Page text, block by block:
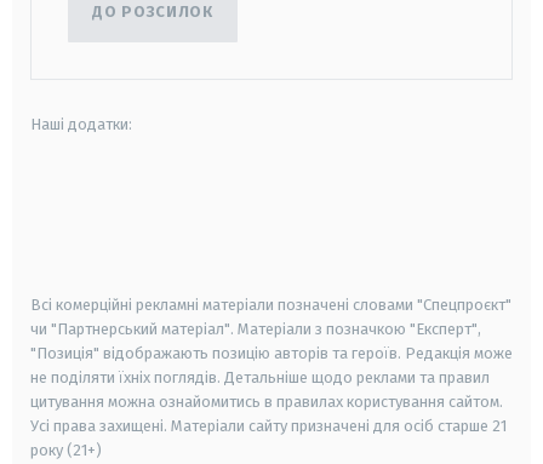
ДО РОЗСИЛОК
Наші додатки:
Всі комерційні рекламні матеріали позначені словами "Спецпроєкт"
чи "Партнерський матеріал". Матеріали з позначкою "Експерт",
"Позиція" відображають позицію авторів та героїв. Редакція може
не поділяти їхніх поглядів. Детальніше щодо реклами та правил
цитування можна ознайомитись в правилах користування сайтом.
Усі права захищені. Матеріали сайту призначені для осіб старше 21
року (21+)